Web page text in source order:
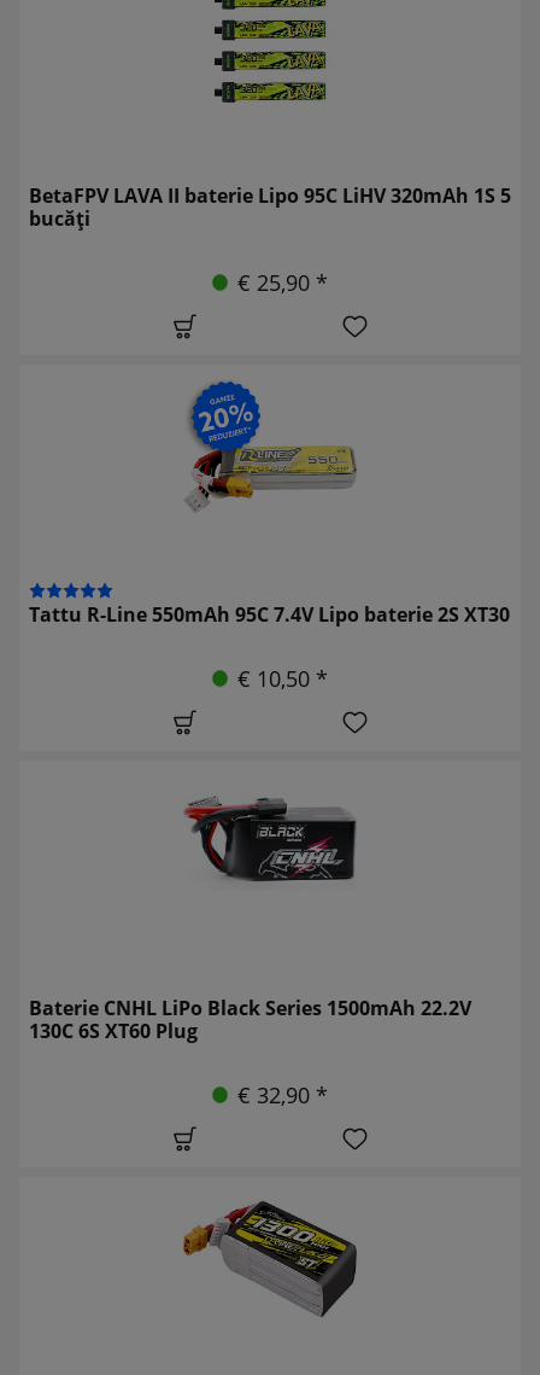
BetaFPV LAVA II baterie Lipo 95C LiHV 320mAh 1S 5
bucăți
€ 25,90 *
Tattu R-Line 550mAh 95C 7.4V Lipo baterie 2S XT30
€ 10,50 *
Baterie CNHL LiPo Black Series 1500mAh 22.2V
130C 6S XT60 Plug
€ 32,90 *